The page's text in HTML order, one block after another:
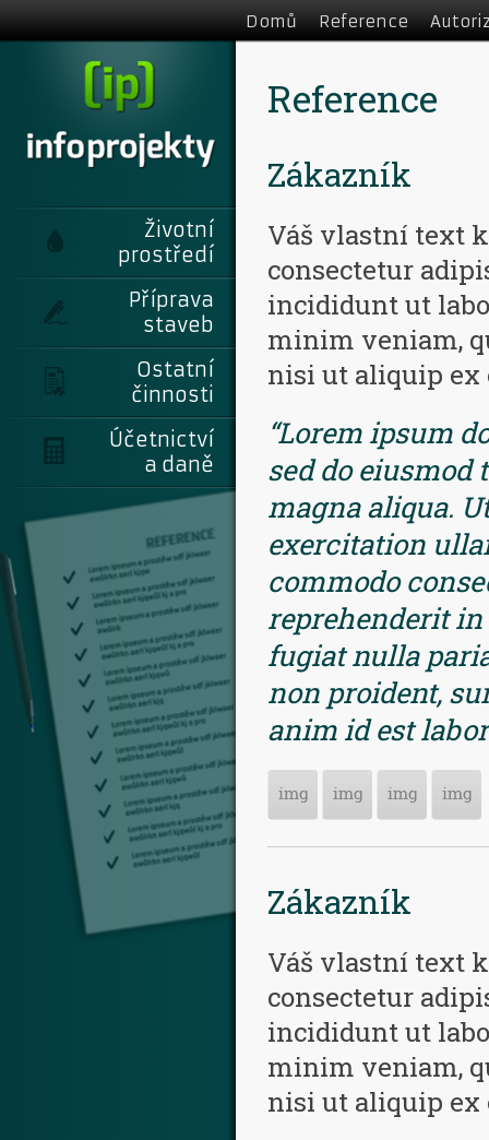
Domů Reference
Životní
prostředí
Příprava
staveb
Ostatní
činnosti
Účetnictví
a daně
Reference
Zákazník
Váš vlastní text
consectetur
incididunt ut
minim veniam,
nisi ut aliquip ex
“Lorem ipsum
sed do
magna aliqua.
exercitation
commodo
reprehenderit
fugiat nulla
non proident,
anim id est
Zákazník
Váš vlastní text
consectetur
incididunt ut
minim veniam,
nisi ut aliquip ex